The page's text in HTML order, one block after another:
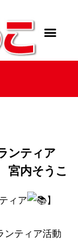
ンティア
内そうこ
ィア
】
ンティア活動